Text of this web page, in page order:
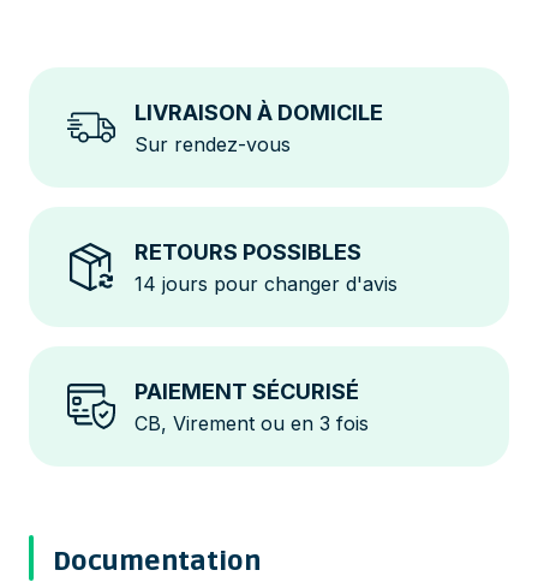
voyants LED et un bouton unique offrent une
navigation claire et intuitive.
Sécurité et garantie: Doté de protections contre
surtension, surintensité et inversion de polarité, il est
garanti 10 ans pour une fiabilité durable.
Le SofarSolar 4KTLM-G3 représente un choix
fiable et performant pour optimiser votre installation
photovoltaïque résidentielle. Grâce à sa simplicité
d'utilisation et ses fonctions avancées, il garantit une
production durable et une gestion efficace de votre
énergie.
LIVRAISON À DOMICILE
Sur rendez-vous
RETOURS POSSIBLES
14 jours pour changer d'avis
PAIEMENT SÉCURISÉ
CB, Virement ou en 3 fois
Documentation